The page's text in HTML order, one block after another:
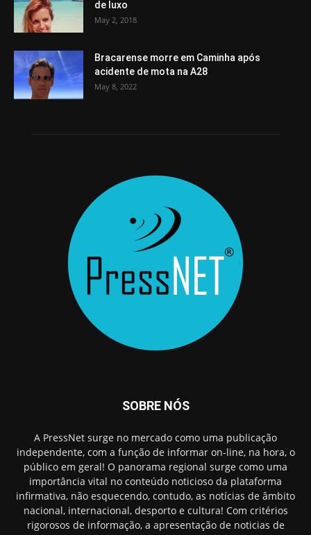
de luxo
May 2, 2018
Bracarense morre em Caminha após
acidente de mota na A28
May 8, 2022
SOBRE NÓS
A PressNet surge no mercado como uma publicação
independente, com a função de informar on-line, na hora, o
público em geral! O panorama regional surge como uma
importância vital no conteúdo noticioso da plataforma
infirmativa, não esquecendo, contudo, as notícias de âmbito
nacional, internacional, desporto e cultura! Com critérios
rigorosos de informação, a apresentação de noticias de